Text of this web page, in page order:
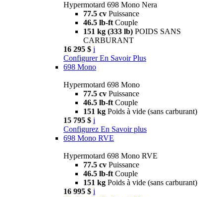
Hypermotard 698 Mono Nera
77.5 cv Puissance
46.5 lb-ft Couple
151 kg (333 lb) POIDS SANS
CARBURANT
16 295 $ i
Configurer En Savoir Plus
698 Mono
Hypermotard 698 Mono
77.5 cv Puissance
46.5 lb-ft Couple
151 kg Poids à vide (sans carburant)
15 795 $ i
Configurez En Savoir plus
698 Mono RVE
Hypermotard 698 Mono RVE
77.5 cv Puissance
46.5 lb-ft Couple
151 kg Poids à vide (sans carburant)
16 995 $ i